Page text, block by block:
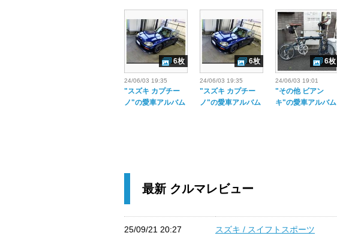
24/06/03 19:35
"スズキ カプチー
ノ"の愛車アルバム
6枚
24/06/03 19:35
"スズキ カプチー
ノ"の愛車アルバム
6枚
24/06/03 19:01
"その他 ビアン
キ"の愛車アルバム
6枚
最新 クルマレビュー
25/09/21 20:27 スズキ / スイフトスポーツ